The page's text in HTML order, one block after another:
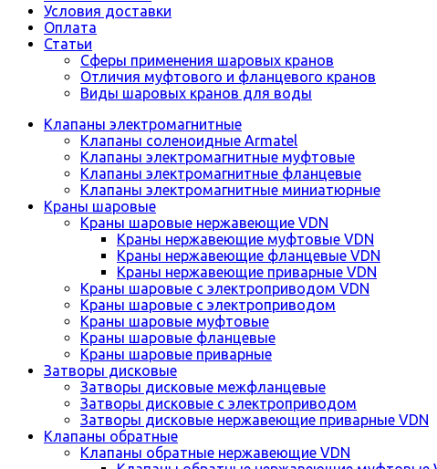
Условия доставки
Оплата
Статьи
Сферы применения шаровых кранов
Отличия муфтового и фланцевого кранов
Виды шаровых кранов для воды
Клапаны электромагнитные
Клапаны соленоидные Armatel
Клапаны электромагнитные муфтовые
Клапаны электромагнитные фланцевые
Клапаны электромагнитные миниатюрные
Краны шаровые
Краны шаровые нержавеющие VDN
Краны нержавеющие муфтовые VDN
Краны нержавеющие фланцевые VDN
Краны нержавеющие приварные VDN
Краны шаровые с электроприводом VDN
Краны шаровые с электроприводом
Краны шаровые муфтовые
Краны шаровые фланцевые
Краны шаровые приварные
Затворы дисковые
Затворы дисковые межфланцевые
Затворы дисковые с электроприводом
Затворы дисковые нержавеющие приварные VDN
Клапаны обратные
Клапаны обратные нержавеющие VDN